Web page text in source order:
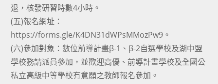
退，核發研習時數4小時。
(五)報名網址：
https://forms.gle/K4DN31dWPsMMozPw9。
(六)參加對象：數位前導計畫β-1、β-2自選學校及湖中盟
學校務請派員參加，並歡迎高優、前導計畫學校及全國公
私立高級中等學校有意願之教師報名參加。